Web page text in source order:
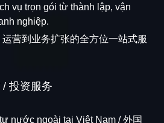
vụ trọn gói từ thành lập, vận
nghiệp.
营到业务扩张的全方位一站式服
投资服务
nước ngoài tại Việt Nam / 外国